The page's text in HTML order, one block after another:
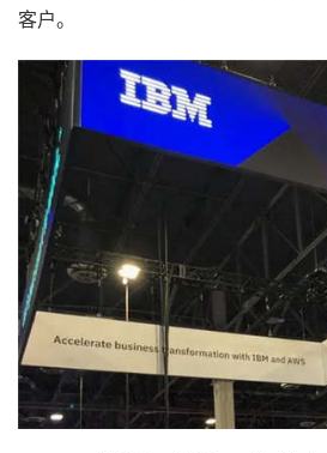
客户。